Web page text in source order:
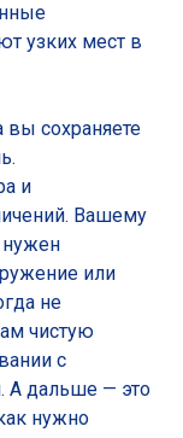
узких мест в
сохраняете
и
Вашему
нужен
или
не
чистую
с
дальше — это
нужно